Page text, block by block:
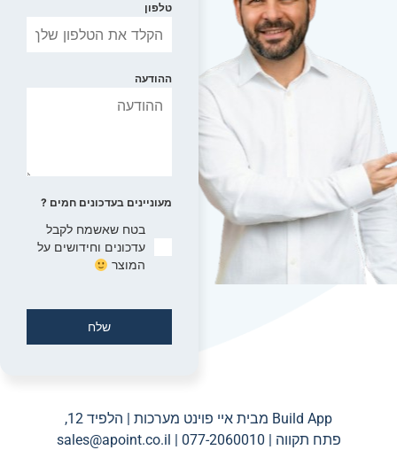
טלפון
ההודעה
מעוניינים בעדכונים חמים ?
בטח שאשמח לקבל
עדכונים וחידושים על
המוצר
שלח
Build App מבית איי פוינט מערכות | הלפיד 12,
פתח תקווה | 077-2060010 |
sales@apoint.co.il